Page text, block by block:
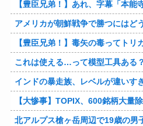
【豊臣兄弟！】あれ、字幕「本能寺
アメリカが朝鮮戦争で勝つにはど
【豊臣兄弟！】毒矢の毒ってトリ
これは使える…って模型工具ある？
インドの暴走族、レベルが違いす
【大惨事】TOPIX、600銘柄大量
北アルプス槍ヶ岳周辺で19歳の男子大学生が遭難 単独で1泊2